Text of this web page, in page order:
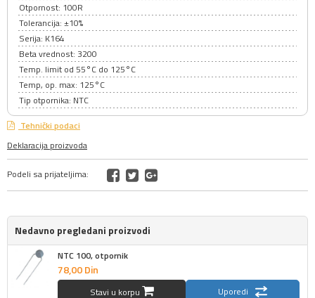
Otpornost: 100R
Tolerancija: ±10%
Serija: K164
Beta vrednost: 3200
Temp. limit od 55°C do 125°C
Temp, op. max: 125°C
Tip otpornika: NTC
Tehnički podaci
Deklaracija proizvoda
Podeli sa prijateljima:
Nedavno pregledani proizvodi
NTC 100, otpornik
78,00Din
Stavi u korpu Uporedi